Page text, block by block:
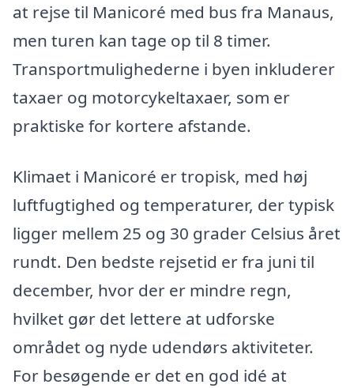
at rejse til Manicoré med bus fra Manaus,
men turen kan tage op til 8 timer.
Transportmulighederne i byen inkluderer
taxaer og motorcykeltaxaer, som er
praktiske for kortere afstande.
Klimaet i Manicoré er tropisk, med høj
luftfugtighed og temperaturer, der typisk
ligger mellem 25 og 30 grader Celsius året
rundt. Den bedste rejsetid er fra juni til
december, hvor der er mindre regn,
hvilket gør det lettere at udforske
området og nyde udendørs aktiviteter.
For besøgende er det en god idé at